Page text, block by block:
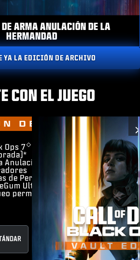
ARMA ANULACIÓN DE LA
HERMANDAD
YA LA EDICIÓN DE ARCHIVO
CON EL JUEGO
Previous
DE ARCHIVO
Ops 7◇
Anulación de la Hermandad
de Pericia
Ultra para Zombis
permanente
EDICIÓN DE ARCHIVO